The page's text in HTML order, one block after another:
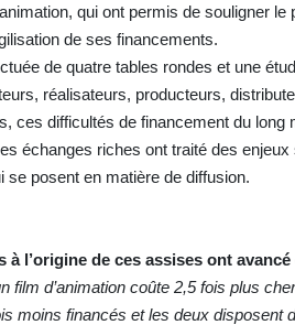
qui ont permis de souligner
de ses financements.
de quatre tables rondes et une
réalisateurs, producteurs,
ces difficultés de financement du long
échanges riches ont traité des
se posent en matière de diffusion.
à l’origine de ces assises ont
film d’animation coûte2,5 fois plus
moins financéset les deux disposent